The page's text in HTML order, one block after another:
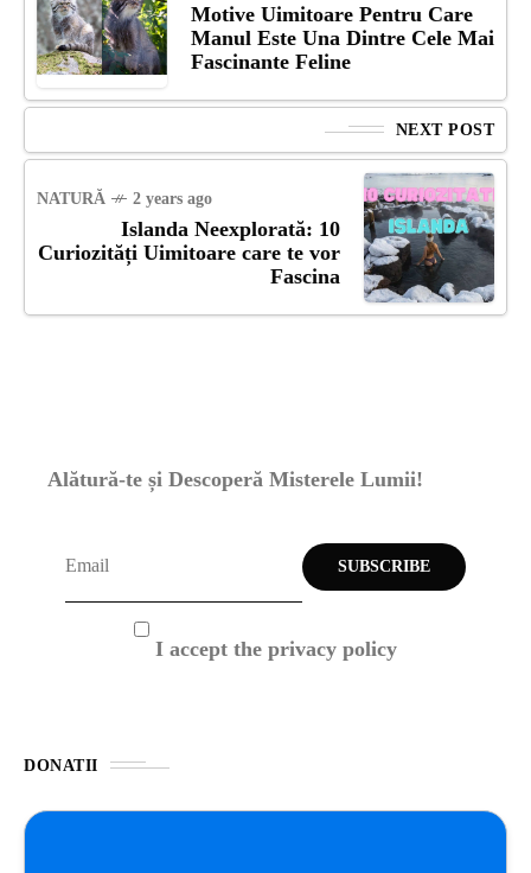
Motive Uimitoare Pentru Care
Manul Este Una Dintre Cele Mai
Fascinante Feline
NEXT POST
NATURĂ 2 years ago
Islanda Neexplorată: 10
Curiozități Uimitoare care te vor
Fascina
Alătură-te și Descoperă Misterele Lumii!
I accept the privacy policy
DONATII